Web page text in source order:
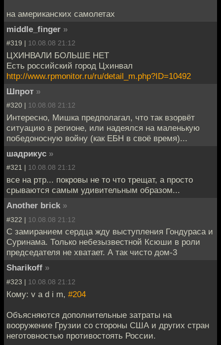
на американских самолетах
middle_finger »
#319 | 10.08.08 21:12
ЦХИНВАЛИ БОЛЬШЕ НЕТ
Есть российский город Цхинвал
http://www.rpmonitor.ru/ru/detail_m.php?ID=10492
Шпрот »
#320 | 10.08.08 21:12
Интересно, Мишка предполагал, что так взорвёт
ситуацию в регионе, или надеялся на маленькую
победоносную войну (как ЕБН в своё время)...
шадрикус »
#321 | 10.08.08 21:12
все на ртр... покровы не то что трещат, а просто
срываются самым удивительным образом...
Another brick »
#322 | 10.08.08 21:12
С замиранием сердца жду выступления Гондураса и
Суринама. Только небезызвестной Ксюши в роли
председателя не хватает. А так чисто дом-3
Sharikoff »
#323 | 10.08.08 21:12
Кому: v a d i m, #204
Объясняются дополнительные затраты на
вооружение Грузии со стороны США и других стран
неготовностью противостоять России.